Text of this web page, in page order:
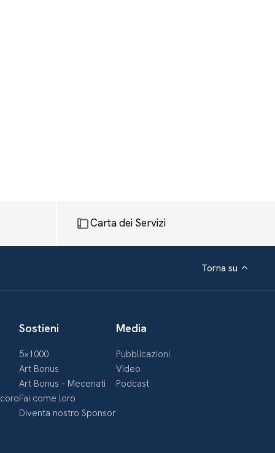
Carta dei Servizi
Torna su
Sostieni
5×1000
Art Bonus
Art Bonus – Mecenati
Fai come loro
Diventa nostro Sponsor
Media
Pubblicazioni
Video
Podcast